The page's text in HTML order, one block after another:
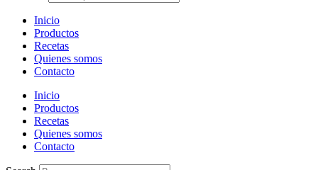
Inicio
Productos
Recetas
Quienes somos
Contacto
Inicio
Productos
Recetas
Quienes somos
Contacto